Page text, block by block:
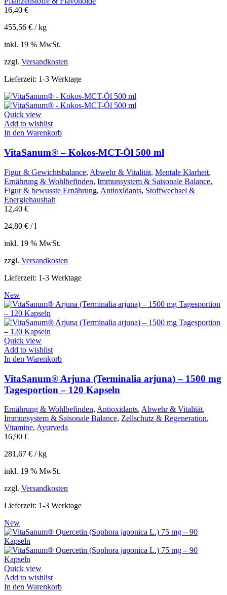
16,40 €
455,56 € /kg
inkl. 19 % MwSt.
zzgl. Versandkosten
Lieferzeit: 1-3 Werktage
Quick view
Add to wishlist
In den Warenkorb
VitaSanum® – Kokos-MCT-Öl 500 ml
Figur & Gewichtsbalance, Abwehr & Vitalität, Mentale Klarheit,
Ernährung & Wohlbefinden, Immunsystem & Saisonale Balance,
Figur & bewusste Ernährung, Antioxidants, Stoffwechsel &
Energiehaushalt
12,40 €
24,80 € /l
inkl. 19 % MwSt.
zzgl. Versandkosten
Lieferzeit: 1-3 Werktage
New
Quick view
Add to wishlist
In den Warenkorb
VitaSanum® Arjuna (Terminalia arjuna) – 1500 mg
Tagesportion – 120 Kapseln
Ernährung & Wohlbefinden, Antioxidants, Abwehr & Vitalität,
Immunsystem & Saisonale Balance, Zellschutz & Regeneration,
Vitamine, Ayurveda
16,90 €
281,67 € /kg
inkl. 19 % MwSt.
zzgl. Versandkosten
Lieferzeit: 1-3 Werktage
New
Quick view
Add to wishlist
In den Warenkorb